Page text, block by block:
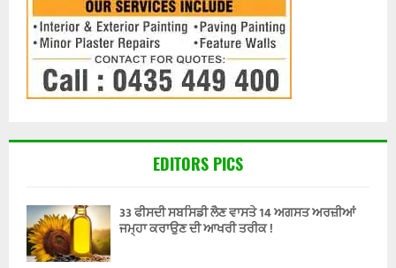
EDITORS PICS
33 ਫੀਸਦੀ ਸਬਸਿਡੀ ਲੈਣ ਵਾਸਤੇ 14 ਅਗਸਤ ਅਰਜ਼ੀਆਂ
ਜਮ੍ਹਾ ਕਰਾਉਣ ਦੀ ਆਖਰੀ ਤਰੀਕ !